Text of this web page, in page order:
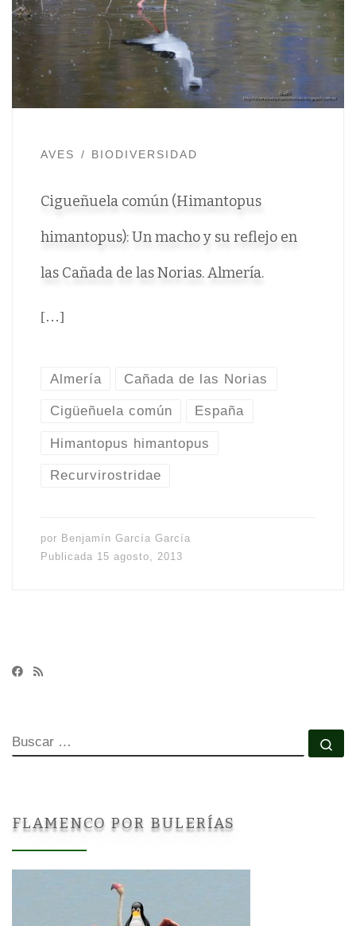
AVES BIODIVERSIDAD
Cigueñuela común (Himantopus
himantopus): Un macho y su reflejo en
las Cañada de las Norias. Almería.
[…]
Almería Cañada de las Norias
Cigüeñuela común España
Himantopus himantopus
Recurvirostridae
por Benjamín García García
Publicada 15 agosto, 2013
BUSCAR
FLAMENCO POR BULERÍAS